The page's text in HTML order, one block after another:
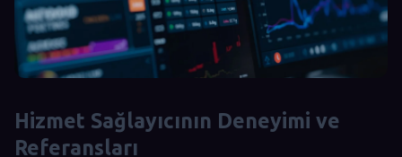
Hizmet Sağlayıcının Deneyimi ve
Referansları